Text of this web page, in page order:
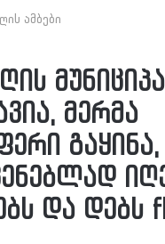
ამბები
მერმა
და დებს